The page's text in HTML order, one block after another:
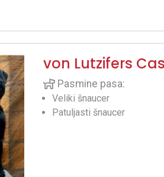
von Lutzifers
Pasmine pasa:
Veliki šnaucer
Patuljasti šnaucer